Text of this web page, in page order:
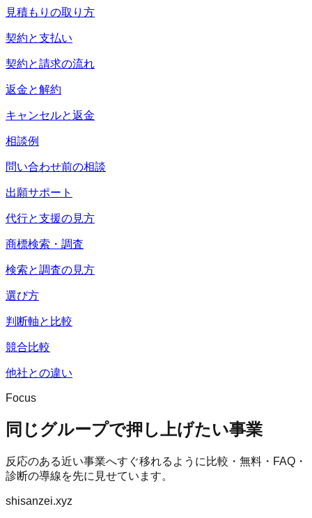
見積もりの取り方
契約と支払い
契約と請求の流れ
返金と解約
キャンセルと返金
相談例
問い合わせ前の相談
出願サポート
代行と支援の見方
商標検索・調査
検索と調査の見方
選び方
判断軸と比較
競合比較
他社との違い
Focus
同じグループで押し上げたい事業
反応のある近い事業へすぐ移れるように比較・無料・FAQ・
診断の導線を先に見せています。
shisanzei.xyz